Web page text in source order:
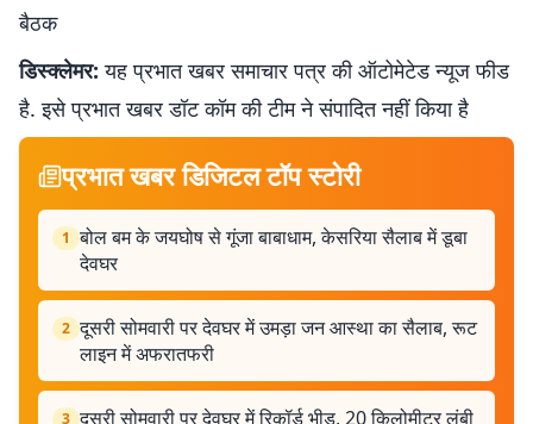
बैठक
डिस्क्लेमर: यह प्रभात खबर समाचार पत्र की ऑटोमेटेड न्यूज फीड
है. इसे प्रभात खबर डॉट कॉम की टीम ने संपादित नहीं किया है
प्रभात खबर डिजिटल टॉप स्टोरी
1 बोल बम के जयघोष से गूंजा बाबाधाम, केसरिया सैलाब में डूबा
देवघर
2 दूसरी सोमवारी पर देवघर में उमड़ा जन आस्था का सैलाब, रूट
लाइन में अफरातफरी
3 दूसरी सोमवारी पर देवघर में रिकॉर्ड भीड़, 20 किलोमीटर लंबी